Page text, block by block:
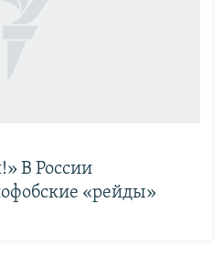
В России
«рейды»